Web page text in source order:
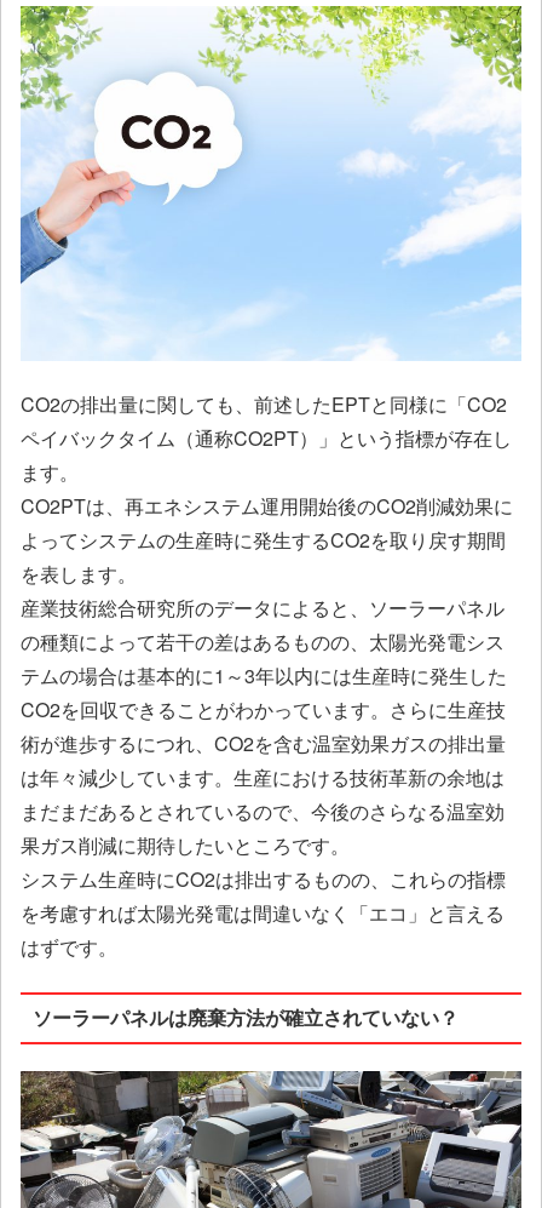
CO2の排出量に関しても、前述したEPTと同様に「CO2
ペイバックタイム（通称CO2PT）」という指標が存在し
ます。
CO2PTは、再エネシステム運用開始後のCO2削減効果に
よってシステムの生産時に発生するCO2を取り戻す期間
を表します。
産業技術総合研究所のデータによると、ソーラーパネル
の種類によって若干の差はあるものの、太陽光発電シス
テムの場合は基本的に1～3年以内には生産時に発生した
CO2を回収できることがわかっています。さらに生産技
術が進歩するにつれ、CO2を含む温室効果ガスの排出量
は年々減少しています。生産における技術革新の余地は
まだまだあるとされているので、今後のさらなる温室効
果ガス削減に期待したいところです。
システム生産時にCO2は排出するものの、これらの指標
を考慮すれば太陽光発電は間違いなく「エコ」と言える
はずです。
ソーラーパネルは廃棄方法が確立されていない？